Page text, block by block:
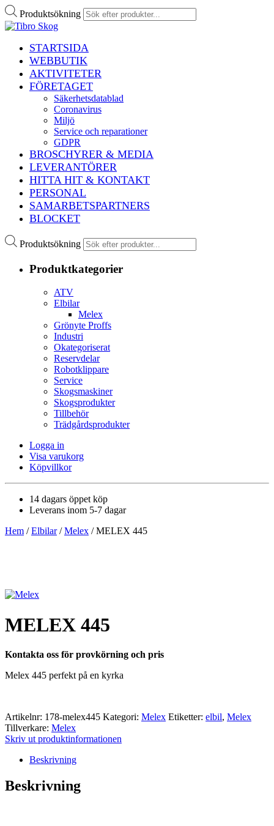
Produktsökning
STARTSIDA
WEBBUTIK
AKTIVITETER
FÖRETAGET
Säkerhetsdatablad
Coronavirus
Miljö
Service och reparationer
GDPR
BROSCHYRER & MEDIA
LEVERANTÖRER
HITTA HIT & KONTAKT
PERSONAL
SAMARBETSPARTNERS
BLOCKET
Produktsökning
Produktkategorier
ATV
Elbilar
Melex
Grönyte Proffs
Industri
Okategoriserat
Reservdelar
Robotklippare
Service
Skogsmaskiner
Skogsprodukter
Tillbehör
Trädgårdsprodukter
Logga in
Visa varukorg
Köpvillkor
14 dagars öppet köp
Leverans inom 5-7 dagar
Hem /Elbilar/Melex / MELEX 445
MELEX 445
Kontakta oss för provkörning och pris
Melex 445 perfekt på en kyrka
Artikelnr: 178-melex445 Kategori: Melex Etiketter: elbil, Melex
Tillverkare: Melex
Skriv ut produktinformationen
Beskrivning
Beskrivning